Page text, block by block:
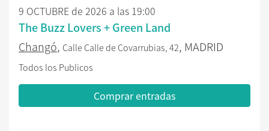
9 OCTUBRE de 2026 a las 19:00
The Buzz Lovers + Green Land
Changó, Calle Calle de Covarrubias, 42, MADRID
Todos los Publicos
Comprar entradas